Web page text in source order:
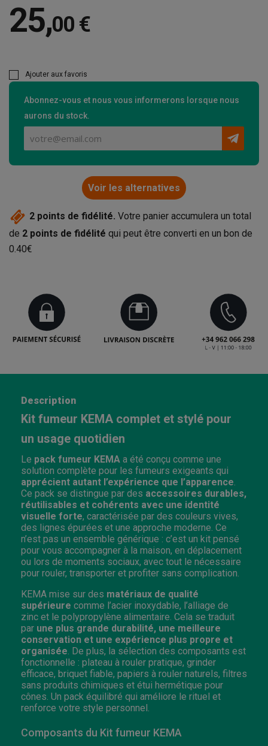
25,00 €
Ajouter aux favoris
Abonnez-vous et nous vous informerons lorsque nous
aurons du stock.
Voir les alternatives
2 points de fidélité. Votre panier accumulera un total
de 2 points de fidélité qui peut être converti en un bon de
0.40€
Description
Kit fumeur KEMA complet et stylé pour
un usage quotidien
Le pack fumeur KEMA a été conçu comme une
solution complète pour les fumeurs exigeants qui
apprécient autant l’expérience que l’apparence
Ce pack se distingue par des accessoires durables,
réutilisables et cohérents avec une identité
visuelle forte, caractérisée par des couleurs vives,
des lignes épurées et une approche moderne. Ce
n’est pas un ensemble générique : c’est un kit pensé
pour vous accompagner à la maison, en déplacement
ou lors de moments sociaux, avec tout le nécessaire
pour rouler, transporter et profiter sans complication.
KEMA mise sur des matériaux de qualité
supérieure comme l’acier inoxydable, l’alliage de
zinc et le polypropylène alimentaire. Cela se traduit
par une plus grande durabilité, une meilleure
conservation et une expérience plus propre et
organisée . De plus, la sélection des composants est
fonctionnelle : plateau à rouler pratique, grinder
efficace, briquet fiable, papiers à rouler naturels, filtres
sans produits chimiques et étui hermétique pour
cônes. Un pack équilibré qui améliore le rituel et
renforce votre style personnel.
Composants du Kit fumeur KEMA